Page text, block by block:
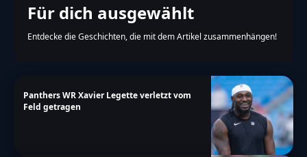
Für dich ausgewählt
Entdecke die Geschichten, die mit dem Artikel zusammenhängen!
Panthers WR Xavier Legette verletzt vom
Feld getragen